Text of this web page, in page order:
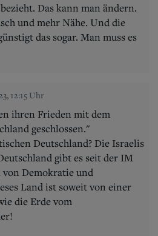
Das kann man ändern.
und mehr Nähe. Und die
das sogar. Man muss es
12:15 Uhr
ihren Frieden mit dem
geschlossen."
Deutschland? Die Israelis
gibt es seit der IM
Demokratie und
Land ist soweit von einer
die Erde vom